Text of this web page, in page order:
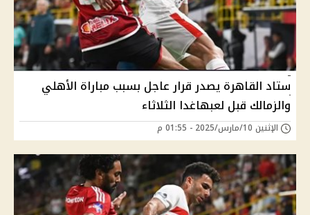
ستاد القاهرة يصدر قرار عاجل بسبب مباراة الأهلي
والزمالك قبل لعبهاغدا الثلاثاء
الإثنين 10/مارس/2025 - 01:55 م